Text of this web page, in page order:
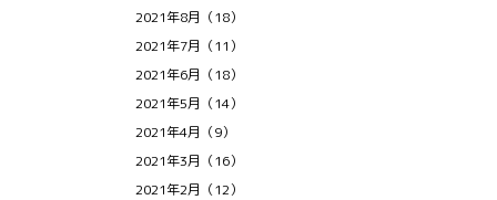
2021年8月（18）
2021年7月（11）
2021年6月（18）
2021年5月（14）
2021年4月（9）
2021年3月（16）
2021年2月（12）